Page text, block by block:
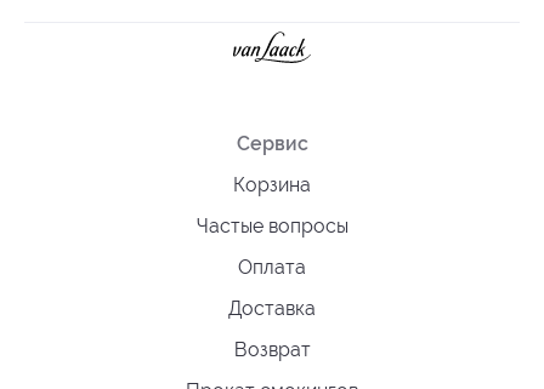
Сервис
Корзина
Частые вопросы
Оплата
Доставка
Возврат